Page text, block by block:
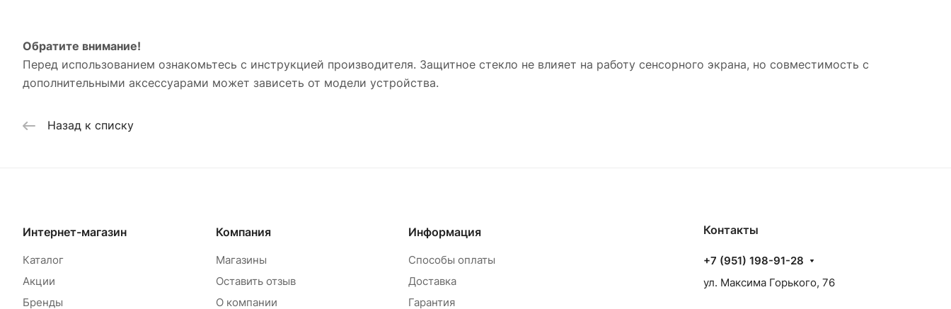
Обратите внимание!
Перед использованием ознакомьтесь с инструкцией производителя. Защитное стекло не влияет на работу сенсорного экрана, но совместимость с
дополнительными аксессуарами может зависеть от модели устройства.
Назад к списку
Интернет-магазин
Каталог
Акции
Бренды
Компания
Магазины
Оставить отзыв
О компании
Информация
Способы оплаты
Доставка
Гарантия
Контакты
+7 (951) 198-91-28
ул. Максима Горького, 76